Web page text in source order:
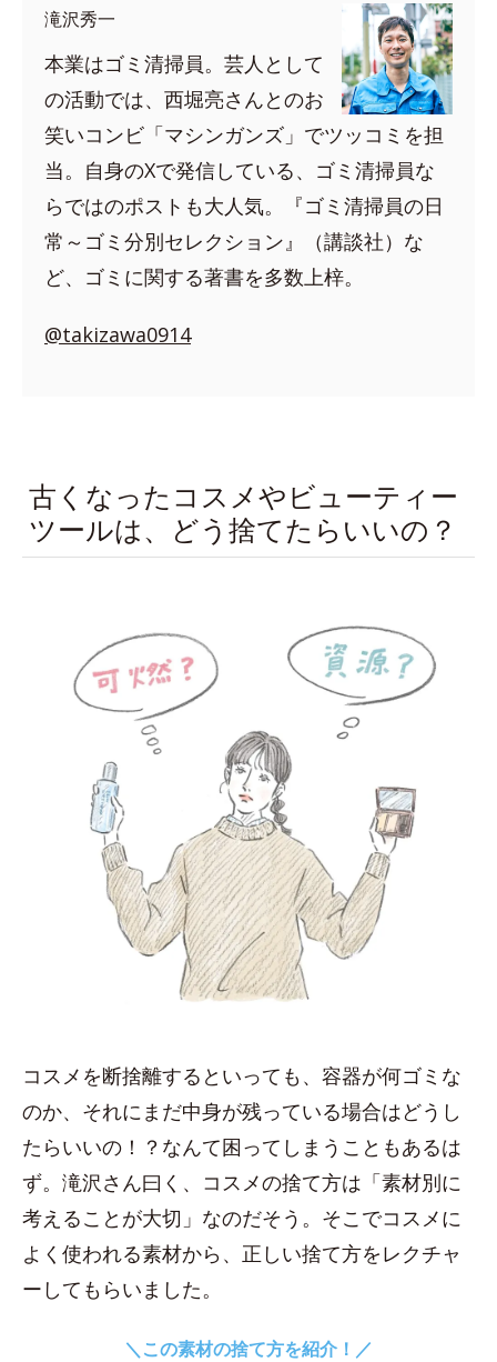
滝沢秀一
本業はゴミ清掃員。芸人として
の活動では、西堀亮さんとのお
笑いコンビ「マシンガンズ」でツッコミを担
当。自身のXで発信している、ゴミ清掃員な
らではのポストも大人気。『ゴミ清掃員の日
常～ゴミ分別セレクション』（講談社）な
ど、ゴミに関する著書を多数上梓。
@takizawa0914
古くなったコスメやビューティー
ツールは、どう捨てたらいいの？
コスメを断捨離するといっても、容器が何ゴミな
のか、それにまだ中身が残っている場合はどうし
たらいいの！？なんて困ってしまうこともあるは
ず。滝沢さん曰く、コスメの捨て方は「素材別に
考えることが大切」なのだそう。そこでコスメに
よく使われる素材から、正しい捨て方をレクチャ
ーしてもらいました。
＼この素材の捨て方を紹介！／